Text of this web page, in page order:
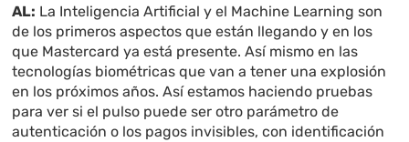
AL: La Inteligencia Artificial y el Machine Learning son
de los primeros aspectos que están llegando y en los
que Mastercard ya está presente. Así mismo en las
tecnologías biométricas que van a tener una explosión
en los próximos años. Así estamos haciendo pruebas
para ver si el pulso puede ser otro parámetro de
autenticación o los pagos invisibles, con identificación